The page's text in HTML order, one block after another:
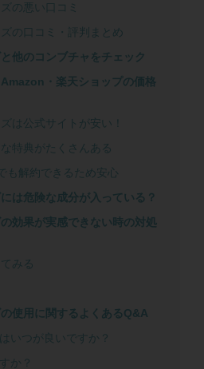
の悪い口コミ
の口コミ・評判まとめ
他のコンブチャをチェック
Amazon・楽天ショップの価格
は公式サイトが安い！
特典がたくさんある
解約できるため安心
は危険な成分が入っている？
の効果が実感できない時の対処
みる
の使用に関するよくあるQ&A
いつが良いですか？
か？